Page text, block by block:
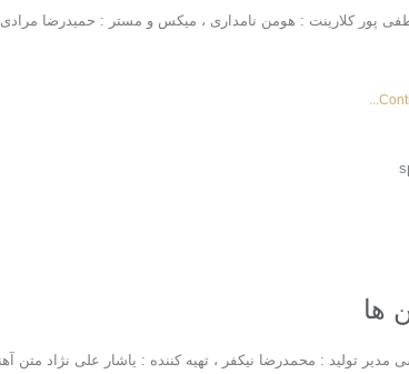
پور کلارینت : هومن نامداری ، میکس و مستر : حمیدرضا
ها
مدیر تولید : محمدرضا نیکفر ، تهیه کننده : یاشار علی نژاد متن